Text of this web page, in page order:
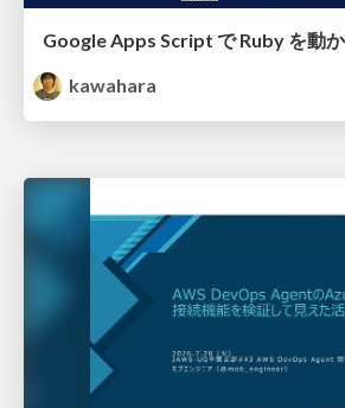
Google Apps Script で Ruby を動
kawahara